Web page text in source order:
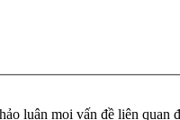
luận mọi vấn đề liên quan